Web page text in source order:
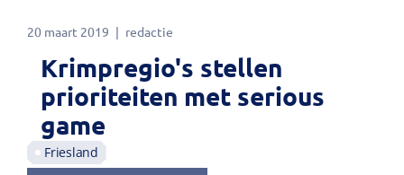
20 maart 2019 redactie
Krimpregio's stellen
prioriteiten met serious
game
Friesland